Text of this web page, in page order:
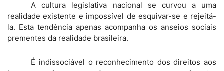
A cultura legislativa nacional se curvou a uma
realidade existente e impossível de esquivar-se e rejeitá-
la. Esta tendência apenas acompanha os anseios sociais
prementes da realidade brasileira.
É indissociável o reconhecimento dos direitos aos